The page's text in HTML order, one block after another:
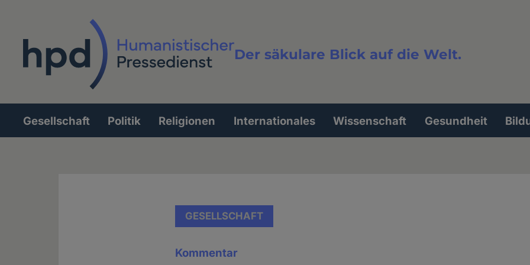
Der säkulare Blick auf die Welt.
Volltextsuche
Hauptnavigation
Gesellschaft Politik Religionen Internationales Wissenschaft Gesundheit
GESELLSCHAFT
Kommentar